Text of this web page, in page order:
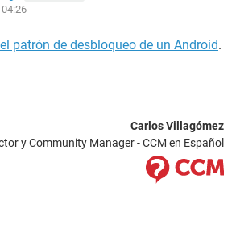
patrón de desbloqueo de un Android.
Carlos Villagómez
y Community Manager - CCM en Español